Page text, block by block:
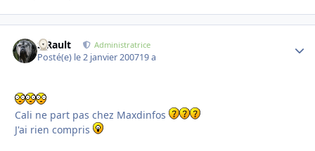
S.Rault Administratrice
Posté(e) le 2 janvier 200719 a
Cali ne part pas chez Maxdinfos
J'ai rien compris